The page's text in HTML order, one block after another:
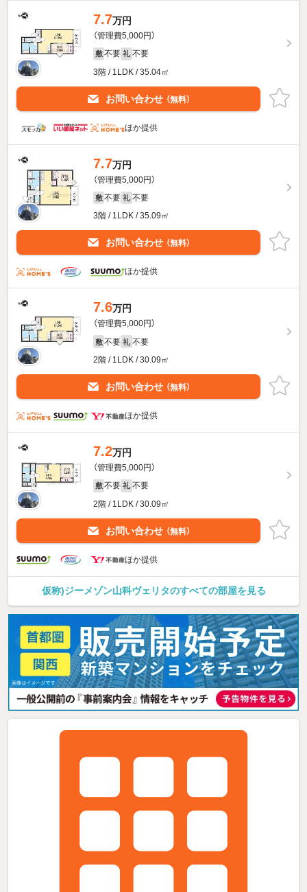
7.7万円
（管理費5,000円）
敷 不要 礼 不要
3階 / 1LDK / 35.04㎡
お問い合わせ （無料）
ほか提供
7.7万円
（管理費5,000円）
敷 不要 礼 不要
3階 / 1LDK / 35.09㎡
お問い合わせ （無料）
ほか提供
7.6万円
（管理費5,000円）
敷 不要 礼 不要
2階 / 1LDK / 30.09㎡
お問い合わせ （無料）
ほか提供
7.2万円
（管理費5,000円）
敷 不要 礼 不要
2階 / 1LDK / 30.09㎡
お問い合わせ （無料）
ほか提供
仮称)ジーメゾン山科ヴェリタのすべての部屋を見る